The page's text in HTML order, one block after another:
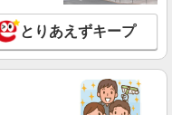
額支給
・バイク通勤OK
とりあえずキープ